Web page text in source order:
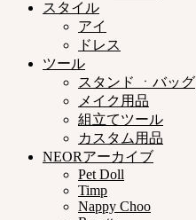
スタイル
アイ
ドレス
ツール
スタンド ㆍバッグ
メイク用品
組立てツール
カスタム用品
NEORアーカイブ
Pet Doll
Timp
Nappy Choo